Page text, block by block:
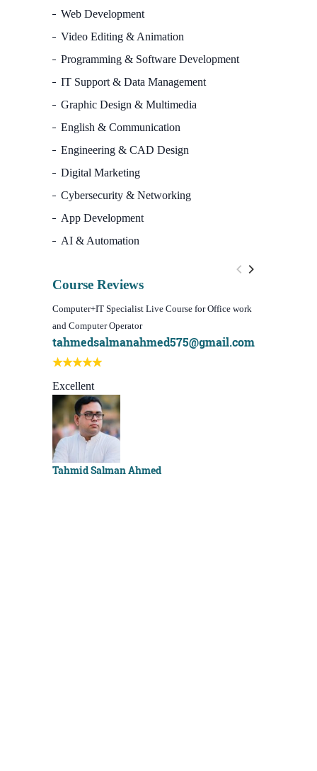
Web Development
Video Editing & Animation
Programming & Software Development
IT Support & Data Management
Graphic Design & Multimedia
English & Communication
Engineering & CAD Design
Digital Marketing
Cybersecurity & Networking
App Development
AI & Automation
Course Reviews
Computer+IT Specialist Live Course for Office work
and Computer Operator
tahmedsalmanahmed575@gmail.com
Excellent
Tahmid Salman Ahmed